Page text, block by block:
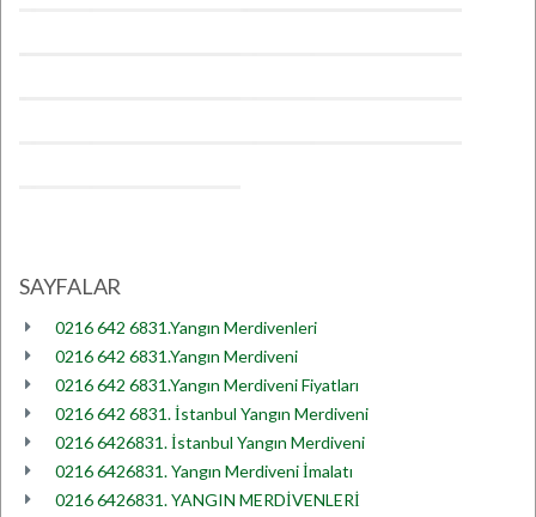
SAYFALAR
0216 642 6831.Yangın Merdivenleri
0216 642 6831.Yangın Merdiveni
0216 642 6831.Yangın Merdiveni Fiyatları
0216 642 6831. İstanbul Yangın Merdiveni
0216 6426831. İstanbul Yangın Merdiveni
0216 6426831. Yangın Merdiveni İmalatı
0216 6426831. YANGIN MERDİVENLERİ